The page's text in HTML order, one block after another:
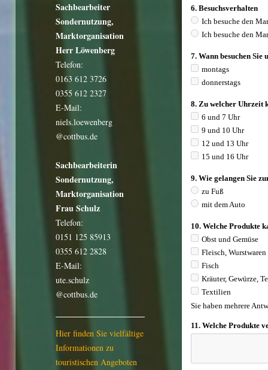
Sachbearbeiter
Sondernutzung,
Marktorganisation
Herr Löwenberg
Telefon:
0163 612 3726
0355 612 2327
E-Mail:
niels.loewenberg
@cottbus.de
Sachbearbeiterin
Sondernutzung,
Marktorganisation
Frau Schulz
Telefon:
0151 125 85913
0355 612 2828
E-Mail:
ute.schulz
@cottbus.de
Hier finden Sie vielfältige
Informationen zu
touristischen Angeboten